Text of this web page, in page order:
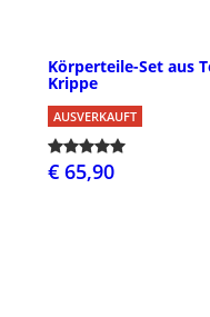
Körperteile-Set aus
Krippe
AUSVERKAUFT
€ 65,90